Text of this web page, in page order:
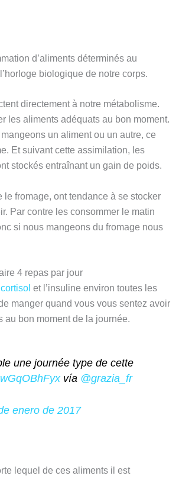
d’aliments déterminés au
biologique de notre corps.
directement à notre métabolisme.
les aliments adéquats au bon moment.
un aliment ou un autre, ce
Et suivant cette assimilation, les
stockés entraînant un gain de poids.
fromage, ont tendance à se stocker
Par contre les consommer le matin
si nous mangeons du fromage nous
4 repas par jour
cortisol et l’insuline environ toutes les
manger quand vous vous sentez avoir
au bon moment de la journée.
une journée type de cette
vía @grazia_fr
enero de 2017
lequel de ces aliments il est